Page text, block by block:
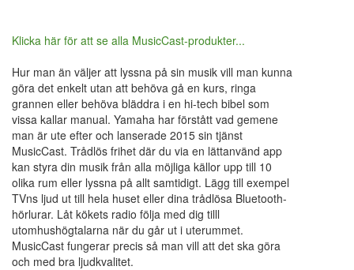
Klicka här för att se alla MusicCast-produkter...
Hur man än väljer att lyssna på sin musik vill man kunna
göra det enkelt utan att behöva gå en kurs, ringa
grannen eller behöva bläddra i en hi-tech bibel som
vissa kallar manual. Yamaha har förstått vad gemene
man är ute efter och lanserade 2015 sin tjänst
MusicCast. Trådlös frihet där du via en lättanvänd app
kan styra din musik från alla möjliga källor upp till 10
olika rum eller lyssna på allt samtidigt. Lägg till exempel
TVns ljud ut till hela huset eller dina trådlösa Bluetooth-
hörlurar. Låt kökets radio följa med dig tilll
utomhushögtalarna när du går ut i uterummet.
MusicCast fungerar precis så man vill att det ska göra
och med bra ljudkvalitet.